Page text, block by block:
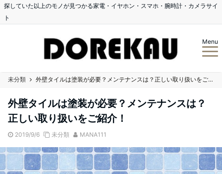
探していた以上のモノが見つかる家電・イヤホン・スマホ・腕時計・カメラサイ
ト
Menu
未分類 外壁タイルは塗装が必要？メンテナンスは？正しい取り扱いをご紹介！
外壁タイルは塗装が必要？メンテナンスは？
正しい取り扱いをご紹介！
2019/9/6 未分類 MANA111